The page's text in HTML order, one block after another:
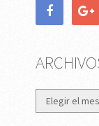
Archivos